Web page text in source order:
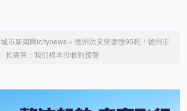
城市新闻网icitynews» 德州洪灾突袭致95死！德州市
长痛哭：我们根本没收到预警